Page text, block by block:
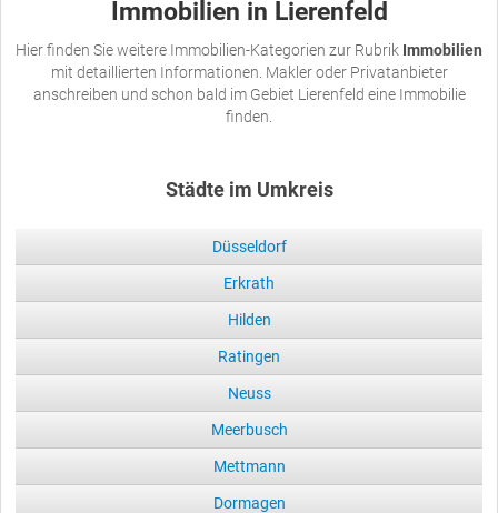
Immobilien in Lierenfeld
Hier finden Sie weitere Immobilien-Kategorien zur Rubrik Immobilien
mit detaillierten Informationen. Makler oder Privatanbieter
anschreiben und schon bald im Gebiet Lierenfeld eine Immobilie
finden.
Städte im Umkreis
Düsseldorf
Erkrath
Hilden
Ratingen
Neuss
Meerbusch
Mettmann
Dormagen